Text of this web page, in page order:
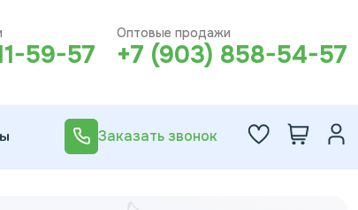
59-57
Оптовые продажи
+7 (903) 858-54-57
Заказать звонок